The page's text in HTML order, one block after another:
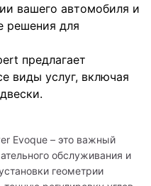
вашего автомобиля и
решения для
предлагает
виды услуг, включая
Evoque – это важный
обслуживания и
геометрии